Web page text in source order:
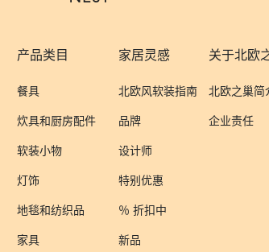
产品类目
餐具
炊具和厨房配件
软装小物
灯饰
地毯和纺织品
家具
家居灵感
北欧风软装指南
品牌
设计师
特别优惠
％ 折扣中
新品
关于北欧
北欧之巢简
企业责任